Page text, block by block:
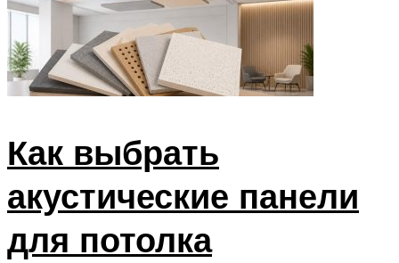
Как выбрать
акустические панели
для потолка